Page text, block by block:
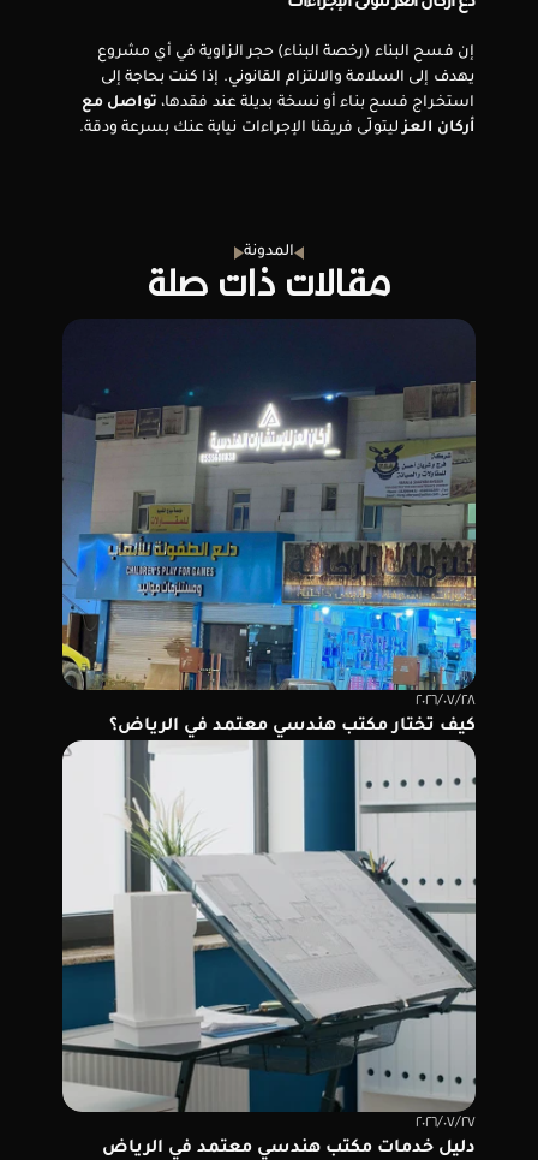
استخراج فسح بناء أو نسخة بديلة عند فقدها،
أركان العز ليتولّى فريقنا الإجراءات نيابة عنك بسرعة ودقة.
المدونة
مقالات ذات صلة
٢٨‏/٠٧‏/٢٠٢٦
كيف تختار مكتب هندسي معتمد في الرياض؟
٢٧‏/٠٧‏/٢٠٢٦
دليل خدمات مكتب هندسي معتمد في الرياض